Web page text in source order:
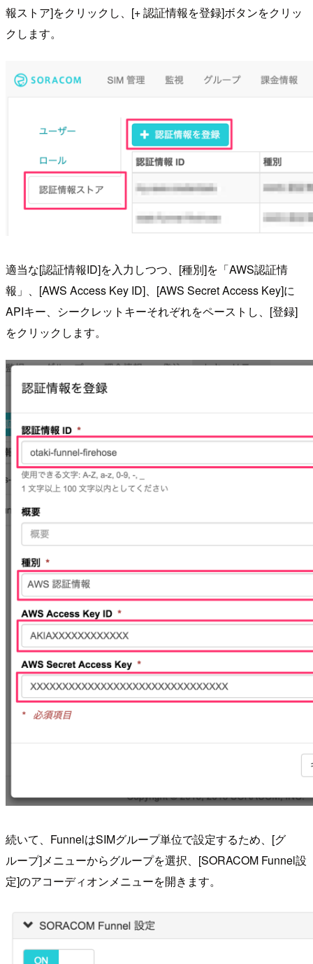
報ストア]をクリックし、[+ 認証情報を登録]ボタンをクリッ
クします。
適当な[認証情報ID]を入力しつつ、[種別]を「AWS認証情
報」、[AWS Access Key ID]、[AWS Secret Access Key]に
APIキー、シークレットキーそれぞれをペーストし、[登録]
をクリックします。
続いて、FunnelはSIMグループ単位で設定するため、[グ
ループ]メニューからグループを選択、[SORACOM Funnel設
定]のアコーディオンメニューを開きます。